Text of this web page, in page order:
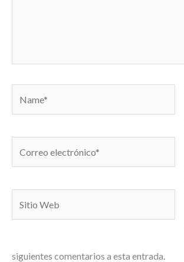
electrónico*
Web
siguientes comentarios a esta entrada.